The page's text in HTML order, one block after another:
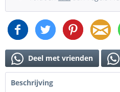
Deel met vrienden
Beschrijving